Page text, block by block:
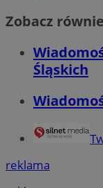
Zobacz
Śląskich
reklama